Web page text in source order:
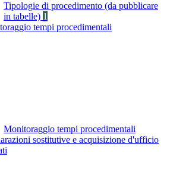
Tipologie di procedimento (da pubblicare
in tabelle) 1
tempi procedimentali
Monitoraggio tempi procedimentali
sostitutive e acquisizione d'ufficio